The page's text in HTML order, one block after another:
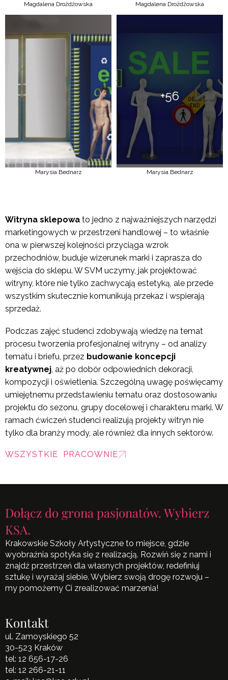
Magdalena Drożdżowska Magdalena Drożdżowska
Marysia Bednarz
+56
Marysia Bednarz
Witryna sklepowa to jedno z najważniejszych narzędzi
marketingowych w przestrzeni handlowej – to właśnie
ona w pierwszej kolejności przyciąga wzrok
przechodniów, buduje wizerunek marki i zaprasza do
wejścia do sklepu. W SVM uczymy, jak projektować
witryny, które nie tylko zachwycają estetyką, ale przede
wszystkim skutecznie komunikują przekaz i wspierają
sprzedaż.
Podczas zajęć studenci zdobywają wiedzę na temat
procesu tworzenia profesjonalnej witryny – od analizy
tematu i briefu, przez budowanie koncepcji
kreatywnej, aż po dobór odpowiednich dekoracji,
kompozycji i oświetlenia. Szczególną uwagę poświęcamy
umiejętnemu przedstawieniu tematu oraz dostosowaniu
projektu do sezonu, grupy docelowej i charakteru marki. W
ramach ćwiczeń studenci realizują projekty witryn nie
tylko dla branży mody, ale również dla innych sektorów.
WSZYSTKIE PRACOWNIE
Dołącz do grona pasjonatów. Wybierz
KSA.
Krakowskie Szkoły Artystyczne to miejsce, gdzie
wyobraźnia spotyka się z realizacją. Rozwiń się z nami i
znajdź przestrzeń dla własnych projektów, redefiniuj
sztukę i wyrażaj siebie. Wybierz swoją drogę rozwoju –
my pomożemy Ci zrealizować marzenia!
Kontakt
ul. Zamoyskiego 52
30-523 Kraków
tel: 12 656-17-26
tel: 12 266-21-11